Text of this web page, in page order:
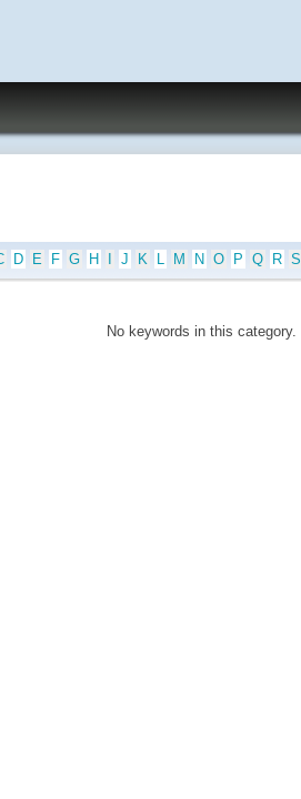
D E F G H J K L M N O P Q R S
No keywords in this category.